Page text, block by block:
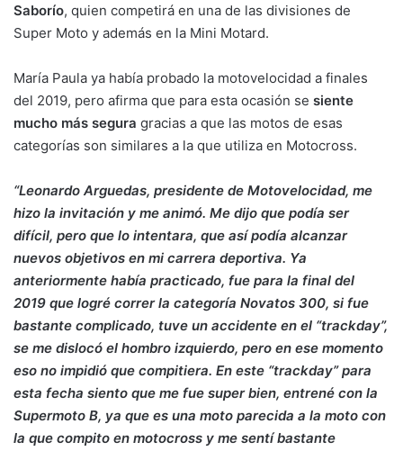
Saborío, quien competirá en una de las divisiones de
Super Moto y además en la Mini Motard.
María Paula ya había probado la motovelocidad a finales
del 2019, pero afirma que para esta ocasión se siente
mucho más segura gracias a que las motos de esas
categorías son similares a la que utiliza en Motocross.
“Leonardo Arguedas, presidente de Motovelocidad, me
hizo la invitación y me animó. Me dijo que podía ser
difícil, pero que lo intentara, que así podía alcanzar
nuevos objetivos en mi carrera deportiva. Ya
anteriormente había practicado, fue para la final del
2019 que logré correr la categoría Novatos 300, si fue
bastante complicado, tuve un accidente en el “trackday”,
se me dislocó el hombro izquierdo, pero en ese momento
eso no impidió que compitiera. En este “trackday” para
esta fecha siento que me fue super bien, entrené con la
Supermoto B, ya que es una moto parecida a la moto con
la que compito en motocross y me sentí bastante